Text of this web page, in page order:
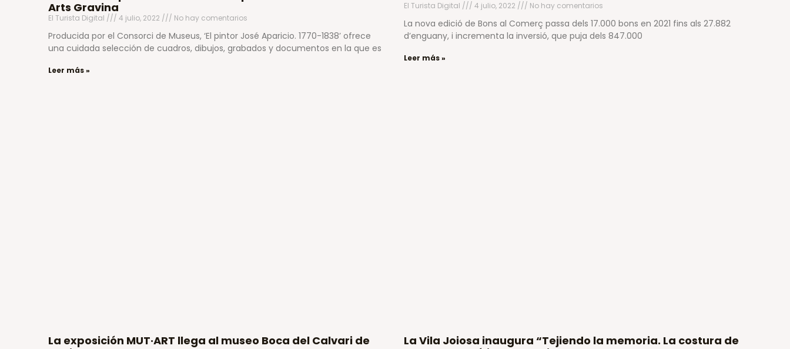
Arts Gravina
El Turista Digital 4 julio, 2022 No hay comentarios
Producida por el Consorci de Museus, ‘El pintor José Aparicio. 1770-1838’ ofrece
una cuidada selección de cuadros, dibujos, grabados y documentos en la que es
Leer más »
El Turista Digital 4 julio, 2022 No hay comentarios
La nova edició de Bons al Comerç passa dels 17.000 bons en 2021 fins als 27.882
d’enguany, i incrementa la inversió, que puja dels 847.000
Leer más »
La exposición MUT·ART llega al museo Boca del Calvari de
La Vila Joiosa inaugura “Tejiendo la memoria. La costura de